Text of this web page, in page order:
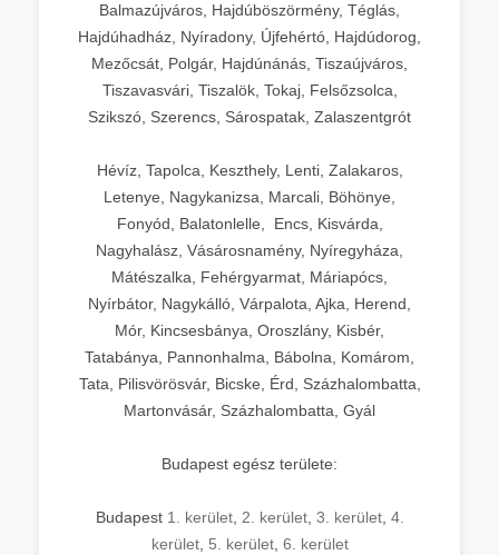
Balmazújváros, Hajdúböszörmény, Téglás,
Hajdúhadház, Nyíradony, Újfehértó, Hajdúdorog,
Mezőcsát, Polgár, Hajdúnánás, Tiszaújváros,
Tiszavasvári, Tiszalök, Tokaj, Felsőzsolca,
Szikszó, Szerencs, Sárospatak, Zalaszentgrót
Hévíz, Tapolca, Keszthely, Lenti, Zalakaros,
Letenye, Nagykanizsa, Marcali, Böhönye,
Fonyód, Balatonlelle, Encs, Kisvárda,
Nagyhalász, Vásárosnamény, Nyíregyháza,
Mátészalka, Fehérgyarmat, Máriapócs,
Nyírbátor, Nagykálló, Várpalota, Ajka, Herend,
Mór, Kincsesbánya, Oroszlány, Kisbér,
Tatabánya, Pannonhalma, Bábolna, Komárom,
Tata, Pilisvörösvár, Bicske, Érd, Százhalombatta,
Martonvásár, Százhalombatta, Gyál
Budapest egész területe:
Budapest 1. kerület, 2. kerület, 3. kerület, 4.
kerület, 5. kerület, 6. kerület